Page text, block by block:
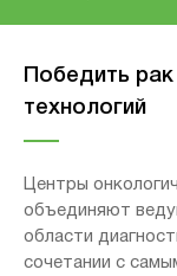
Победить
технологий
Центры
объединяют
области
сочетании с